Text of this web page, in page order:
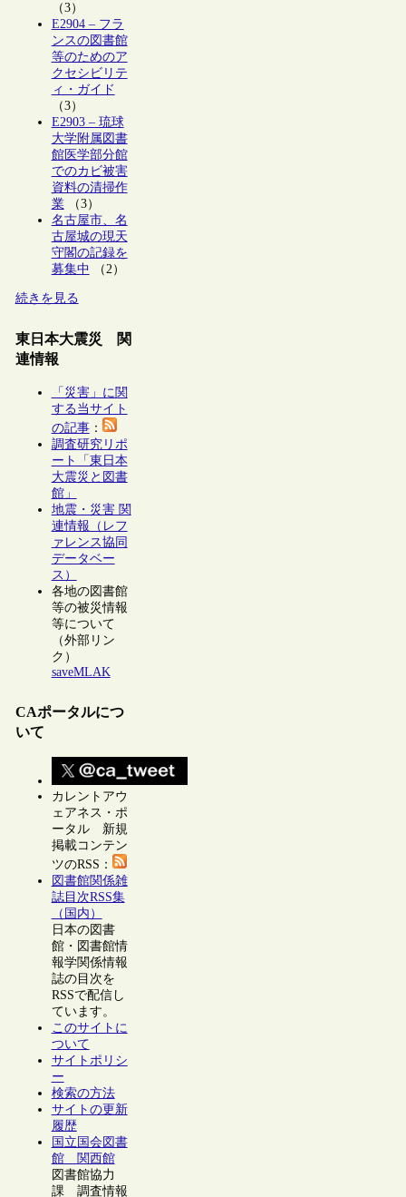
（3）
E2904 – フラ
ンスの図書館
等のためのア
クセシビリテ
ィ・ガイド
（3）
E2903 – 琉球
大学附属図書
館医学部分館
でのカビ被害
資料の清掃作
業（3）
名古屋市、名
古屋城の現天
守閣の記録を
募集中 （2）
続きを見る
東日本大震災 関
連情報
「災害」に関
する当サイト
の記事：
調査研究リポ
ート「東日本
大震災と図書
館」
地震・災害 関
連情報（レフ
ァレンス協同
データベー
ス）
各地の図書館
等の被災情報
等について
（外部リン
ク）
saveMLAK
CAポータルにつ
いて
カレントアウ
ェアネス・ポ
ータル 新規
掲載コンテン
ツのRSS：
図書館関係雑
誌目次RSS集
（国内）
日本の図書
館・図書館情
報学関係情報
誌の目次を
RSSで配信し
ています。
このサイトに
ついて
サイトポリシ
ー
検索の方法
サイトの更新
履歴
国立国会図書
館 関西館
図書館協力
課 調査情報